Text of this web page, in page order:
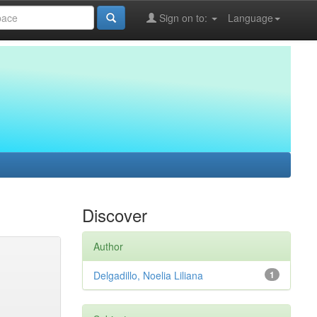
Language
Sign on to:
Discover
Author
1
Delgadillo, Noelia Liliana